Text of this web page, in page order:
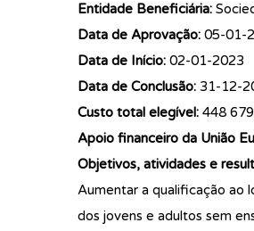
Entidade Beneficiária:
Data de Aprovação: 05-01-
Data de Início: 02-01-2023
Data de Conclusão: 31-12-
Custo total elegível: 448
Apoio financeiro da União
Objetivos, atividades e
Aumentar a qualificação ao
dos jovens e adultos sem